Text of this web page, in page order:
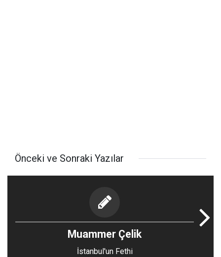
Önceki ve Sonraki Yazılar
Muammer Çelik
İstanbul'un Fethi